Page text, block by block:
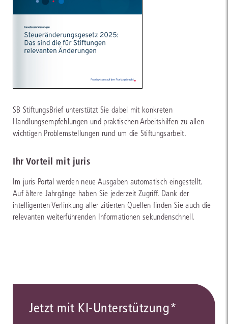
SB StiftungsBrief unterstützt Sie dabei mit konkreten
Handlungsempfehlungen und praktischen Arbeitshilfen zu allen
wichtigen Problemstellungen rund um die Stiftungsarbeit.
Ihr Vorteil mit juris
Im juris Portal werden neue Ausgaben automatisch eingestellt.
Auf ältere Jahrgänge haben Sie jederzeit Zugriff. Dank der
intelligenten Verlinkung aller zitierten Quellen finden Sie auch die
relevanten weiterführenden Informationen sekundenschnell.
Jetzt mit KI-Unterstützung*